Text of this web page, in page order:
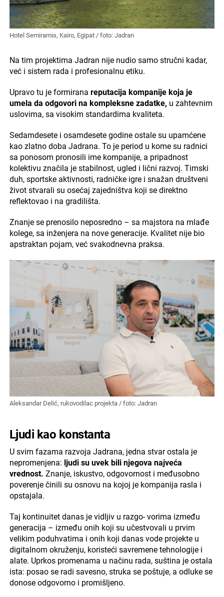
Hotel Semiramis, Kairo, Egipat / foto: Jadran
Na tim projektima Jadran nije nudio samo stručni kadar,
već i sistem rada i profesionalnu etiku.
Upravo tu je formirana reputacija kompanije koja je
umela da odgovori na kompleksne zadatke, u zahtevnim
uslovima, sa visokim standardima kvaliteta.
Sedamdesete i osamdesete godine ostale su upamćene
kao zlatno doba Jadrana. To je period u kome su radnici
sa ponosom pronosili ime kompanije, a pripadnost
kolektivu značila je stabilnost, ugled i lični razvoj. Timski
duh, sportske aktivnosti, radničke igre i snažan društveni
život stvarali su osećaj zajedništva koji se direktno
reflektovao i na gradilišta.
Znanje se prenosilo neposredno – sa majstora na mlađe
kolege, sa inženjera na nove generacije. Kvalitet nije bio
apstraktan pojam, već svakodnevna praksa.
Aleksandar Delić, rukovodilac projekta / foto: Jadran
Ljudi kao konstanta
U svim fazama razvoja Jadrana, jedna stvar ostala je
nepromenjena: ljudi su uvek bili njegova najveća
vrednost. Znanje, iskustvo, odgovornost i međusobno
poverenje činili su osnovu na kojoj je kompanija rasla i
opstajala.
Taj kontinuitet danas je vidljiv u razgo- vorima između
generacija – između onih koji su učestvovali u prvim
velikim poduhvatima i onih koji danas vode projekte u
digitalnom okruženju, koristeći savremene tehnologije i
alate. Uprkos promenama u načinu rada, suština je ostala
ista: posao se radi savesno, struka se poštuje, a odluke se
donose odgovorno i promišljeno.